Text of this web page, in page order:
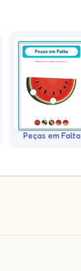
Peças em Falta